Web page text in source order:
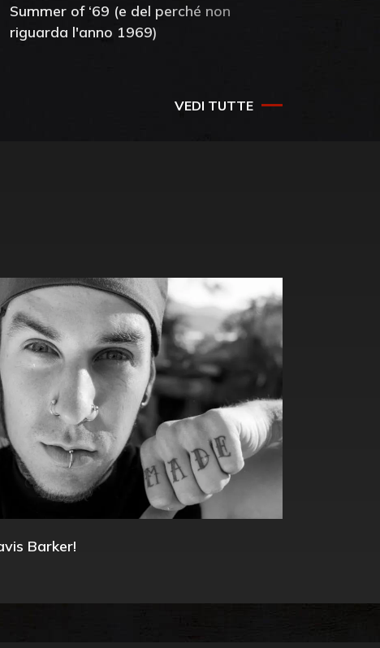
Summer of ‘69 (e del perché non
riguarda l'anno 1969)
VEDI TUTTE
Barker!